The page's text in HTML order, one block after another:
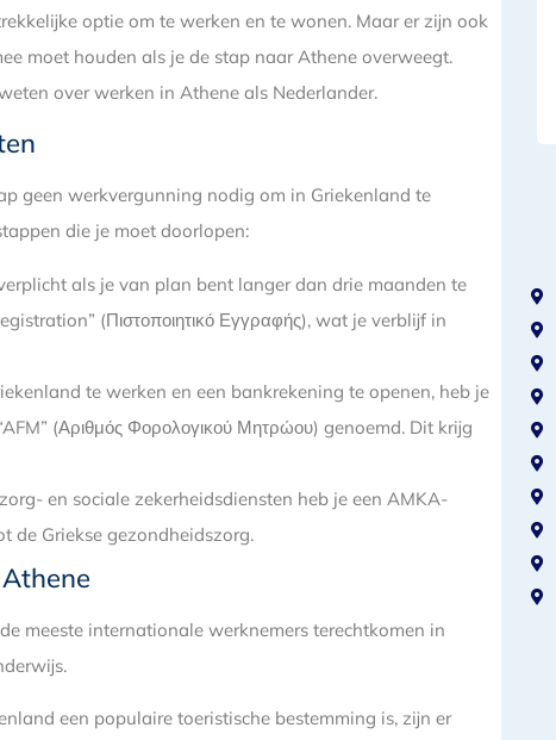
optie om te werken en te wonen. Maar er zijn ook
moet houden als je de stap naar Athene overweegt.
over werken in Athene als Nederlander.
geen werkvergunning nodig om in Griekenland te
die je moet doorlopen:
als je van plan bent langer dan drie maanden te
(Πιστοποιητικό Εγγραφής), wat je verblijf in
te werken en een bankrekening te openen, heb je
(Αριθμός Φορολογικού Μητρώου) genoemd. Dit krijg
en sociale zekerheidsdiensten heb je een AMKA-
de Griekse gezondheidszorg.
meeste internationale werknemers terechtkomen in
een populaire toeristische bestemming is, zijn er